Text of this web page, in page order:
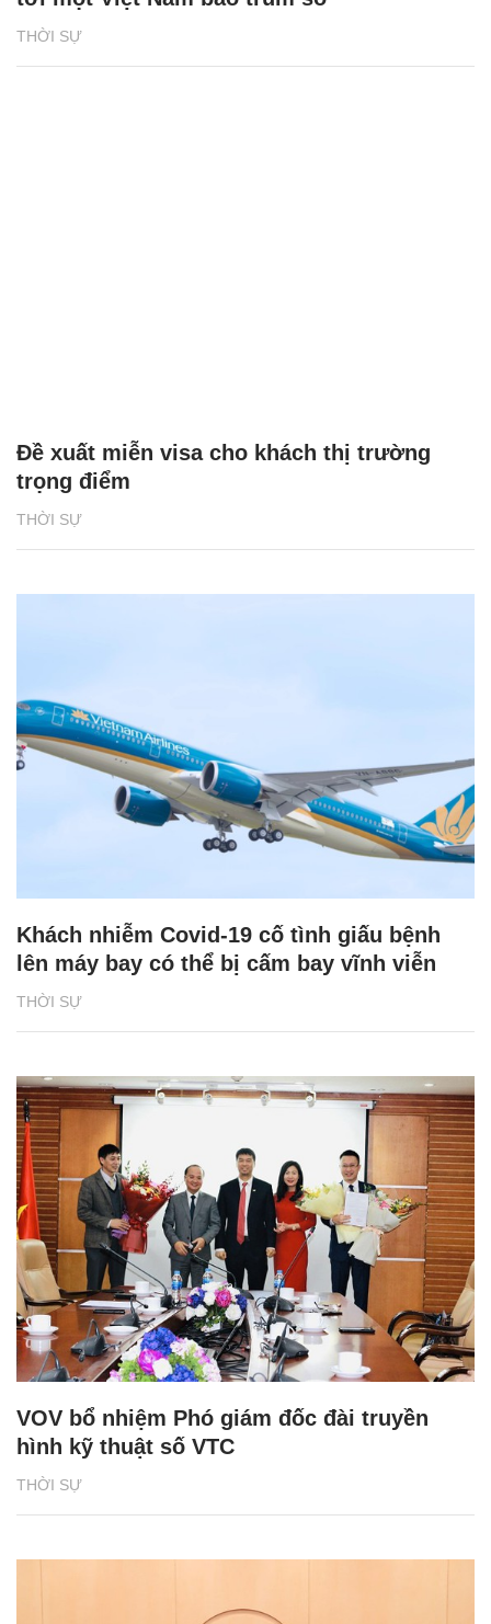
THỜI SỰ
THỜI SỰ
Đề xuất miễn visa cho khách thị trường
trọng điểm
THỜI SỰ
Khách nhiễm Covid-19 cố tình giấu bệnh
lên máy bay có thể bị cấm bay vĩnh viễn
THỜI SỰ
VOV bổ nhiệm Phó giám đốc đài truyền
hình kỹ thuật số VTC